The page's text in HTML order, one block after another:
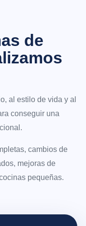
de
al estilo de vida y al
conseguir una
cambios de
mejoras de
pequeñas.